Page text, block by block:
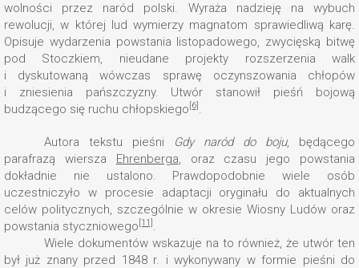
wolności przez naród polski. Wyraża nadzieję na wybuch
rewolucji, w której lud wymierzy magnatom sprawiedliwą karę.
Opisuje wydarzenia powstania listopadowego, zwycięską bitwę
pod Stoczkiem, nieudane projekty rozszerzenia walk
i dyskutowaną wówczas sprawę oczynszowania chłopów
i zniesienia pańszczyzny. Utwór stanowił pieśń bojową
budzącego się ruchu chłopskiego [6] .
Autora tekstu pieśni Gdy naród do boju, będącego
parafrazą wiersza Ehrenberga, oraz czasu jego powstania
dokładnie nie ustalono. Prawdopodobnie wiele osób
uczestniczyło w procesie adaptacji oryginału do aktualnych
celów politycznych, szczególnie w okresie Wiosny Ludów oraz
powstania styczniowego [11] .
Wiele dokumentów wskazuje na to również, że utwór ten
był już znany przed 1848 r. i wykonywany w formie pieśni do